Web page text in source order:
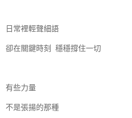
日常裡輕聲細語
卻在關鍵時刻 穩穩撐住一切
有些力量
不是張揚的那種